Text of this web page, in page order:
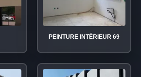
PEINTURE INTÉRIEUR 69